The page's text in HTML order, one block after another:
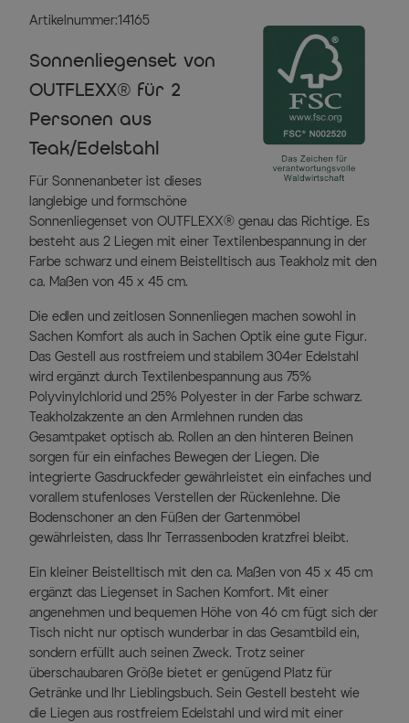
Artikelnummer:14165
Sonnenliegenset von
OUTFLEXX® für 2
Personen aus
Teak/Edelstahl
Für Sonnenanbeter ist dieses
langlebige und formschöne
Sonnenliegenset von OUTFLEXX® genau das Richtige. Es
besteht aus 2 Liegen mit einer Textilenbespannung in der
Farbe schwarz und einem Beistelltisch aus Teakholz mit den
ca. Maßen von 45 x 45 cm.
Die edlen und zeitlosen Sonnenliegen machen sowohl in
Sachen Komfort als auch in Sachen Optik eine gute Figur.
Das Gestell aus rostfreiem und stabilem 304er Edelstahl
wird ergänzt durch Textilenbespannung aus 75%
Polyvinylchlorid und 25% Polyester in der Farbe schwarz.
Teakholzakzente an den Armlehnen runden das
Gesamtpaket optisch ab. Rollen an den hinteren Beinen
sorgen für ein einfaches Bewegen der Liegen. Die
integrierte Gasdruckfeder gewährleistet ein einfaches und
vorallem stufenloses Verstellen der Rückenlehne. Die
Bodenschoner an den Füßen der Gartenmöbel
gewährleisten, dass Ihr Terrassenboden kratzfrei bleibt.
Ein kleiner Beistelltisch mit den ca. Maßen von 45 x 45 cm
ergänzt das Liegenset in Sachen Komfort. Mit einer
angenehmen und bequemen Höhe von 46 cm fügt sich der
Tisch nicht nur optisch wunderbar in das Gesamtbild ein,
sondern erfüllt auch seinen Zweck. Trotz seiner
überschaubaren Größe bietet er genügend Platz für
Getränke und Ihr Lieblingsbuch. Sein Gestell besteht wie
die Liegen aus rostfreiem Edelstahl und wird mit einer